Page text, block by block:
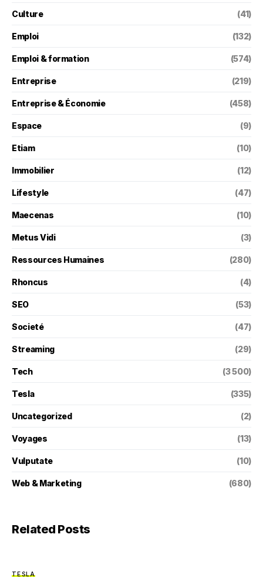
Culture (41)
Emploi (132)
Emploi & formation (574)
Entreprise (219)
Entreprise & Économie (458)
Espace (9)
Etiam (10)
Immobilier (12)
Lifestyle (47)
Maecenas (10)
Metus Vidi (3)
Ressources Humaines (280)
Rhoncus (4)
SEO (53)
Societé (47)
Streaming (29)
Tech (3 500)
Tesla (335)
Uncategorized (2)
Voyages (13)
Vulputate (10)
Web & Marketing (680)
Related Posts
TESLA